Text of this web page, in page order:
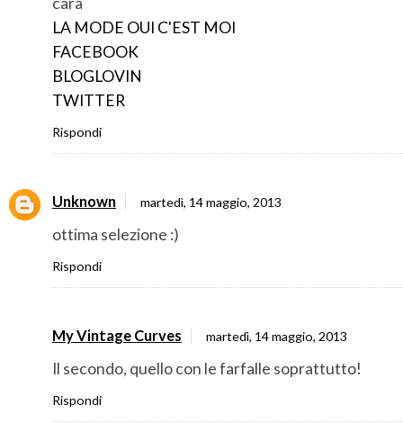
LA MODE OUI C'EST MOI
FACEBOOK
BLOGLOVIN
TWITTER
Rispondi
Unknown martedì, 14 maggio, 2013
ottima selezione :)
Rispondi
My Vintage Curves martedì, 14 maggio, 2013
Il secondo, quello con le farfalle soprattutto!
Rispondi